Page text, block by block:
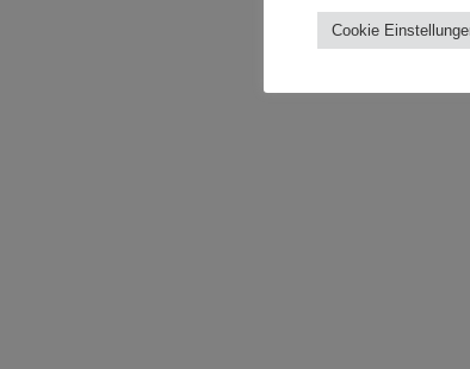
Cookie